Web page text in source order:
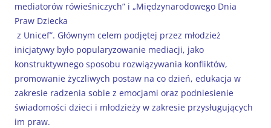
mediatorów rówieśniczych” i „Międzynarodowego Dnia
Praw Dziecka
z Unicef”. Głównym celem podjętej przez młodzież
inicjatywy było popularyzowanie mediacji, jako
konstruktywnego sposobu rozwiązywania konfliktów,
promowanie życzliwych postaw na co dzień, edukacja w
zakresie radzenia sobie z emocjami oraz podniesienie
świadomości dzieci i młodzieży w zakresie przysługujących
im praw.